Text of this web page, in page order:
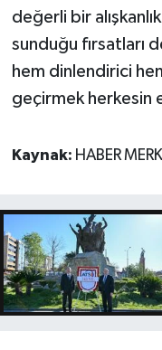
değerli bir
sunduğu fırsatları
hem dinlendirici
geçirmek herkesin
Kaynak: HABER